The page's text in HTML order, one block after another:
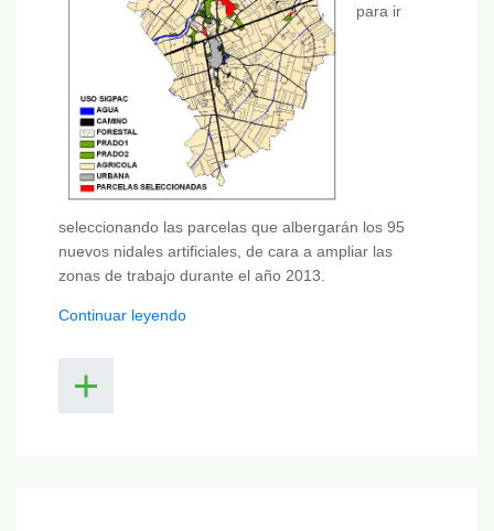
para ir
seleccionando las parcelas que albergarán los 95
nuevos nidales artificiales, de cara a ampliar las
zonas de trabajo durante el año 2013.
Continuar leyendo